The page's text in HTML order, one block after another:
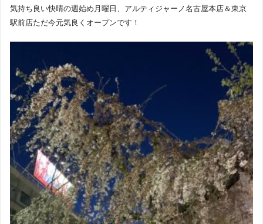
気持ち良い快晴の週始め月曜日、アルティジャーノ名古屋本店＆東京
駅前店ただ今元気良くオープンです！